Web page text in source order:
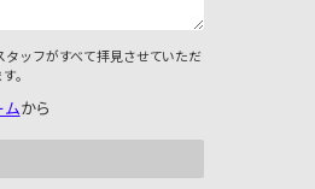
ッフがすべて拝見させていただ
。
ムから